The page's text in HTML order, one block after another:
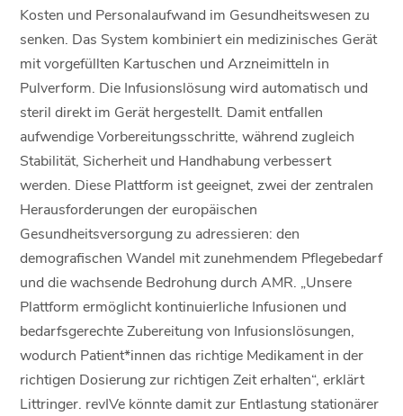
Kosten und Personalaufwand im Gesundheitswesen zu
senken. Das System kombiniert ein medizinisches Gerät
mit vorgefüllten Kartuschen und Arzneimitteln in
Pulverform. Die Infusionslösung wird automatisch und
steril direkt im Gerät hergestellt. Damit entfallen
aufwendige Vorbereitungsschritte, während zugleich
Stabilität, Sicherheit und Handhabung verbessert
werden. Diese Plattform ist geeignet, zwei der zentralen
Herausforderungen der europäischen
Gesundheitsversorgung zu adressieren: den
demografischen Wandel mit zunehmendem Pflegebedarf
und die wachsende Bedrohung durch AMR. „Unsere
Plattform ermöglicht kontinuierliche Infusionen und
bedarfsgerechte Zubereitung von Infusionslösungen,
wodurch Patient*innen das richtige Medikament in der
richtigen Dosierung zur richtigen Zeit erhalten“, erklärt
Littringer. revIVe könnte damit zur Entlastung stationärer